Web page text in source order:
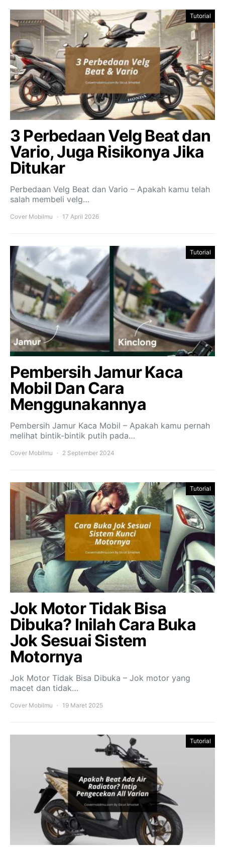
Tutorial
3 Perbedaan Velg Beat dan
Vario, Juga Risikonya Jika
Ditukar
Perbedaan Velg Beat dan Vario – Apakah kamu telah
salah membeli velg…
Cover Mobilmu 17 April 2026
Tutorial
Pembersih Jamur Kaca
Mobil Dan Cara
Menggunakannya
Pembersih Jamur Kaca Mobil – Apakah kamu pernah
melihat bintik-bintik putih pada…
Cover Mobilmu 2 September 2024
Tutorial
Jok Motor Tidak Bisa
Dibuka? Inilah Cara Buka
Jok Sesuai Sistem
Motornya
Jok Motor Tidak Bisa Dibuka – Jok motor yang
macet dan tidak…
Cover Mobilmu 19 Maret 2025
Tutorial